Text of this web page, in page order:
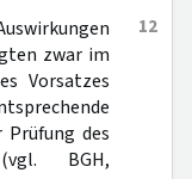
12
zwar im
Vorsatzes
des
BGH,